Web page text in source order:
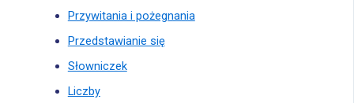
Przywitania i pożegnania
Przedstawianie się
Słowniczek
Liczby